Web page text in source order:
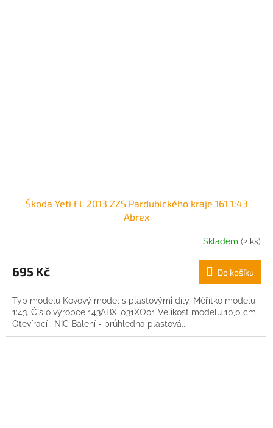
Škoda Yeti FL 2013 ZZS Pardubického kraje 161 1:43
Abrex
Skladem (2 ks)
695 Kč Do košíku
Typ modelu Kovový model s plastovými díly. Měřítko modelu
1:43. Číslo výrobce 143ABX-031XO01 Velikost modelu 10,0 cm
Otevírací : NIC Balení - průhledná plastová...